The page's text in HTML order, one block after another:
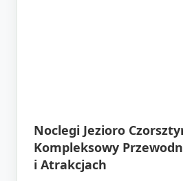
Noclegi Jezioro
Kompleksowy
i Atrakcjach